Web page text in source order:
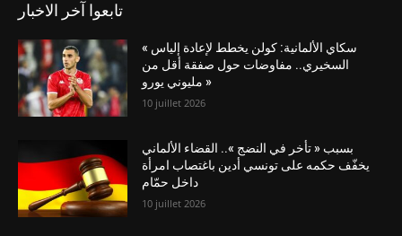
تابعوا آخر الاخبار
« سكاي الألمانية: كولن يخطط لإعادة إلياس
السخيري.. مفاوضات حول صفقة أقل من
مليوني يورو »
10 juillet 2026
بسبب « تأخر في النضج ».. القضاء الألماني
يخفّف حكمه على تونسي أدين باغتصاب امرأة
داخل حمّام
10 juillet 2026